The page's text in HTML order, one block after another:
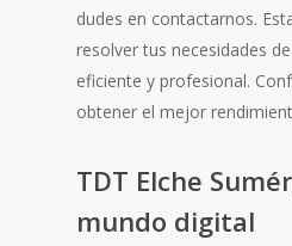
dudes en contactarnos.
resolver tus necesidades
eficiente y profesional.
obtener el mejor
TDT Elche
mundo digital